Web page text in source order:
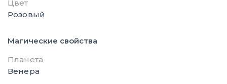
Цвет
Розовый
Магические свойства
Планета
Венера